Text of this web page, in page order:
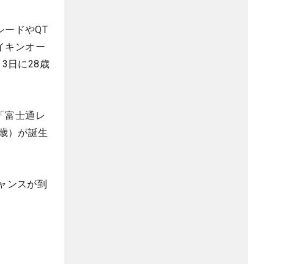
ードやQT
キンオー
日に28歳
富士通レ
）が誕生
ンスが到